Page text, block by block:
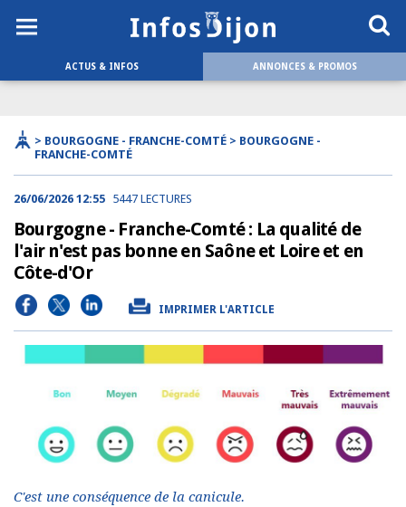
ACTUS & INFOS ANNONCES & PROMOS
> BOURGOGNE - FRANCHE-COMTÉ > BOURGOGNE -
FRANCHE-COMTÉ
26/06/2026 12:55 5447 LECTURES
Bourgogne - Franche-Comté : La qualité de
l'air n'est pas bonne en Saône et Loire et en
Côte-d'Or
IMPRIMER L'ARTICLE
C'est une conséquence de la canicule.